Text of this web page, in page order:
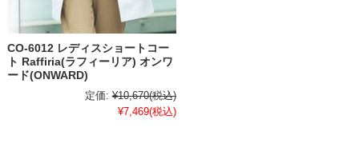
CO-6012 レディスショートコー
ト Raffiria(ラフィーリア) オンワ
ード(ONWARD)
定価: ¥10,670(税込)
¥7,469(税込)